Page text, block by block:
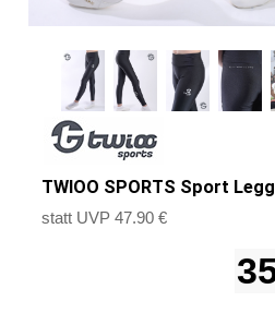
TWIOO SPORTS Sport
statt UVP 47.90 €